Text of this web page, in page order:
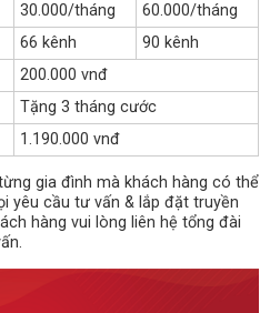
30.000/tháng
60.000/tháng
66 kênh
90 kênh
200.000 vnđ
Tặng 3 tháng cước
1.190.000 vnđ
gia đình mà khách hàng có thể
yêu cầu tư vấn & lắp đặt truyền
hàng vui lòng liên hệ tổng đài